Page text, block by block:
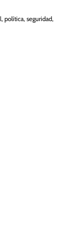
política, seguridad,